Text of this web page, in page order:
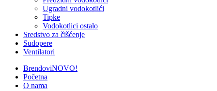
Ugradni vodokotlići
Tipke
Vodokotlici ostalo
Sredstvo za čišćenje
Sudopere
Ventilatori
BrendoviNOVO!
Početna
O nama